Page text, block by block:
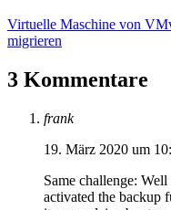
Virtuelle Maschine von
migrieren
3 Kommentare
frank
19. März 2020 um
Same challenge:
activated the